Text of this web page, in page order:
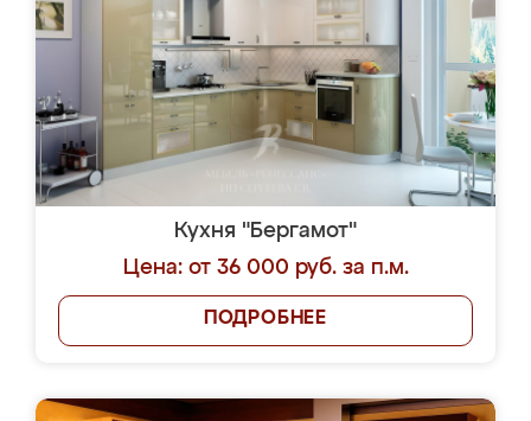
Кухня "Бергамот"
Цена: от 36 000 руб. за п.м.
ПОДРОБНЕЕ